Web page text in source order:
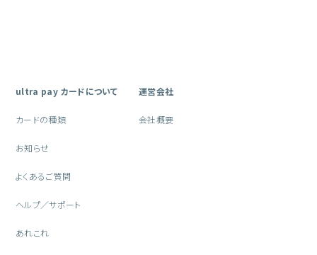
ultra pay カードについて
カードの種類
お知らせ
よくあるご質問
ヘルプ／サポート
あれこれ
運営会社
会社概要